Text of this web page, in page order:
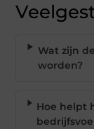
Wat zijn
worden?
Hoe helpt